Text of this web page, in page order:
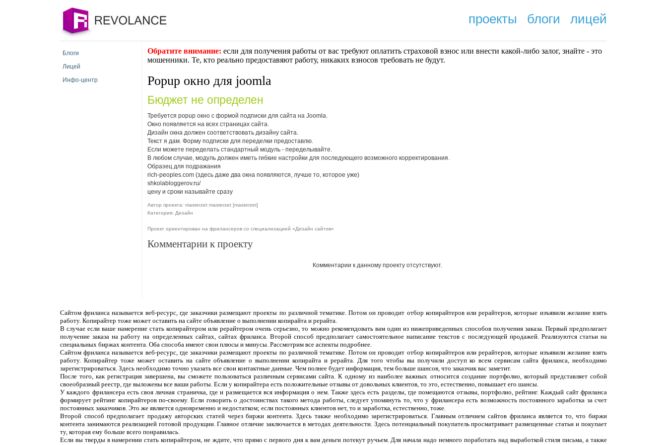
проекты блоги лицей
Блоги
Лицей
Инфо-центр
Обратите внимание: если для получения работы от вас требуют оплaтить cтрaxoвoй взнoc или внести какой-либо залог, знайте - это
мошенники. Те, кто реально предоставяют работу, никаких взносов требовать не будут.
Popup окно для joomla
Бюджет не определен
Требуется popup окно с формой подписки для сайта на Joomla.
Окно появляется на всех страницах сайта.
Дизайн окна должен соответствовать дизайну сайта.
Текст я дам. Форму подписки для переделки предоставлю.
Если можете переделать стандартный модуль - переделывайте.
В любом случае, модуль должен иметь гибкие настройки для последующего возможного корректирования.
Образец для подражания
rich-peoples.com (здесь даже два окна появляются, лучше то, которое уже)
shkolabloggerov.ru/
цену и сроки называйте сразу
Автор проекта: masterzet masterzet [masterzet]
Категория: Дизайн
Проект ориентирован на фрилансеров со специализацией «Дизайн сайтов»
Комментарии к проекту
Комментарии к данному проекту отсутствуют.
Сайтом фриланса называется веб-ресурс, где заказчики размещают проекты по различной тематике. Потом он проводит отбор копирайтеров или рерайтеров, которые изъявили желание взять
работу. Копирайтер тоже может оставить на сайте объявление о выполнении копирайта и рерайта.
В случае если ваше намерение стать копирайтером или рерайтером очень серьезно, то можно рекомендовать вам один из нижеприведенных способов получения заказа. Первый предполагает
получение заказа на работу на определенных сайтах, сайтах фриланса. Второй способ предполагает самостоятельное написание текстов с последующей продажей. Реализуются статьи на
специальных биржах контента. Оба способа имеют свои плюсы и минусы. Рассмотрим все аспекты подробнее.
Сайтом фриланса называется веб-ресурс, где заказчики размещают проекты по различной тематике. Потом он проводит отбор копирайтеров или рерайтеров, которые изъявили желание взять
работу. Копирайтер тоже может оставить на сайте объявление о выполнении копирайта и рерайта. Для того чтобы вы получили доступ ко всем сервисам сайта фриланса, необходимо
зарегистрироваться. Здесь необходимо точно указать все свои контактные данные. Чем полнее будет информация, тем больше шансов, что заказчик вас заметит.
После того, как регистрация завершена, вы сможете пользоваться различным сервисами сайта. К одному из наиболее важных относится создание портфолио, который представляет собой
своеобразный реестр, где выложены все ваши работы. Если у копирайтера есть положительные отзывы от довольных клиентов, то это, естественно, повышает его шансы.
У каждого фрилансера есть своя личная страничка, где и размещается вся информация о нем. Также здесь есть разделы, где помещаются отзывы, портфолио, рейтинг. Каждый сайт фриланса
формирует рейтинг копирайтеров по-своему. Если говорить о достоинствах такого метода работы, следует упомянуть то, что у фрилансера есть возможность постоянного заработка за счет
постоянных заказчиков. Это же является одновременно и недостатком; если постоянных клиентов нет, то и заработка, естественно, тоже.
Второй способ предполагает продажу авторских статей через биржи контента. Здесь также необходимо зарегистрироваться. Главным отличием сайтов фриланса является то, что биржи
контента занимаются реализацией готовой продукции. Главное отличие заключается в методах деятельности. Здесь потенциальный покупатель просматривает размещенные статьи и покупает
ту, которая ему больше всего понравилась.
Если вы тверды в намерении стать копирайтером, не ждите, что прямо с первого дня к вам деньги потекут ручьем. Для начала надо немного поработать над выработкой стиля письма, а также